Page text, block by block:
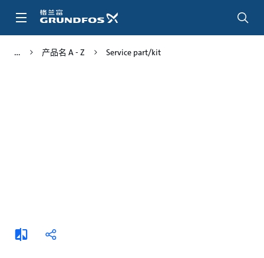
产品名 A - Z Service part/kit
添
加
分